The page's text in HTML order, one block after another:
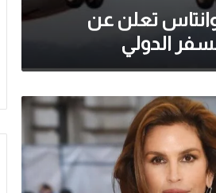
تعلن عن
الدولي